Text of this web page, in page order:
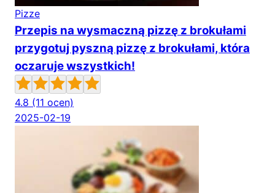
Pizze
Przepis na wysmaczną pizzę z brokułami
przygotuj pyszną pizzę z brokułami, która
oczaruje wszystkich!
4.8 (11 ocen)
2025-02-19